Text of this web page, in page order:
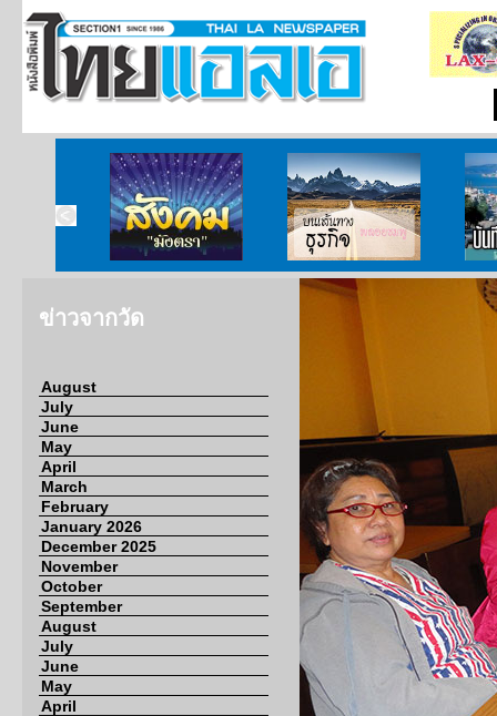
สังคมมังตรา บนเส้นทางธุรกิจ บั
ข่าวจากวัด
August
July
June
May
April
March
February
January 2026
December 2025
November
October
September
August
July
June
May
April